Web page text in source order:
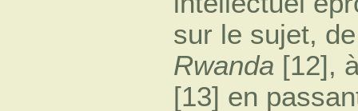
sur le sujet,
Rwanda [12],
[13] en